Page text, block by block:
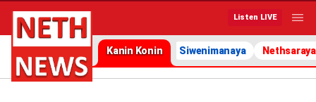
Listen LIVE
Kanin Konin Siwenimanaya Nethsaraya